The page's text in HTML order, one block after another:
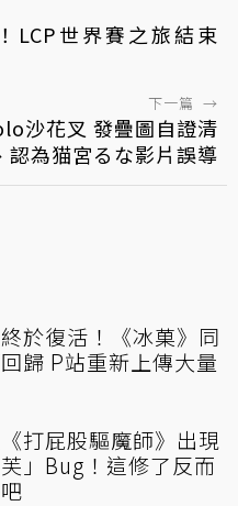
LCP世界賽之旅結束
下一篇 →
沙花叉 發疊圖自證清
認為猫宮るな影片誤導
於復活！《冰菓》同
歸 P站重新上傳大量
打屁股驅魔師》出現
芙」Bug！這修了反而